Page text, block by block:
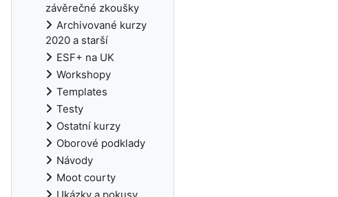
závěrečné zkoušky
Archivované kurzy
2020 a starší
ESF+ na UK
Workshopy
Templates
Testy
Ostatní kurzy
Oborové podklady
Návody
Moot courty